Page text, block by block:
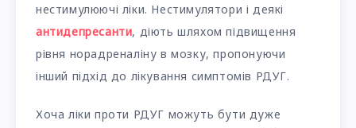
нестимулюючі ліки. Нестимулятори і деякі
антидепресанти, діють шляхом підвищення
рівня норадреналіну в мозку, пропонуючи
інший підхід до лікування симптомів РДУГ.
Хоча ліки проти РДУГ можуть бути дуже